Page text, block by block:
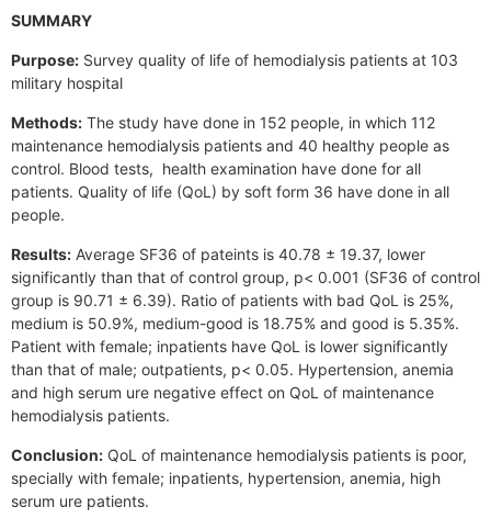
SUMMARY
Purpose: Survey quality of life of hemodialysis patients at 103
military hospital
Methods: The study have done in 152 people, in which 112
maintenance hemodialysis patients and 40 healthy people as
control. Blood tests, health examination have done for all
patients. Quality of life (QoL) by soft form 36 have done in all
people.
Results: Average SF36 of pateints is 40.78 ± 19.37, lower
significantly than that of control group, p< 0.001 (SF36 of control
group is 90.71 ± 6.39). Ratio of patients with bad QoL is 25%,
medium is 50.9%, medium-good is 18.75% and good is 5.35%.
Patient with female; inpatients have QoL is lower significantly
than that of male; outpatients, p< 0.05. Hypertension, anemia
and high serum ure negative effect on QoL of maintenance
hemodialysis patients.
Conclusion: QoL of maintenance hemodialysis patients is poor,
specially with female; inpatients, hypertension, anemia, high
serum ure patients.